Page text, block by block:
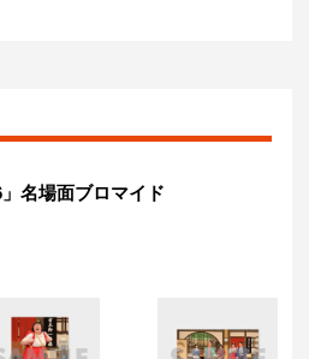
」名場面ブロマイド